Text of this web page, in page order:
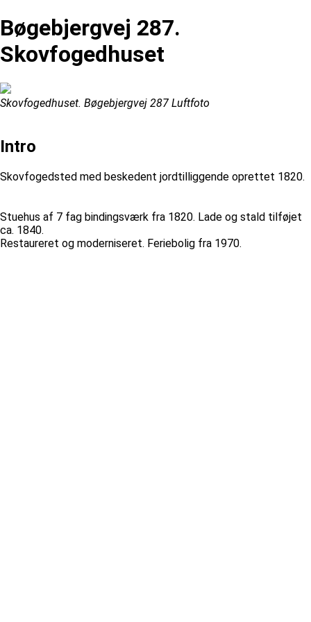
Bøgebjergvej 287.
Skovfogedhuset
Skovfogedhuset. Bøgebjergvej 287 Luftfoto
Intro
Skovfogedsted med beskedent jordtilliggende oprettet 1820.
Stuehus af 7 fag bindingsværk fra 1820. Lade og stald tilføjet
ca. 1840.
Restaureret og moderniseret. Feriebolig fra 1970.